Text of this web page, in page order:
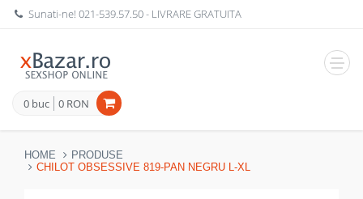
Sunati-ne!021-539.57.50- LIVRARE GRATUITA
0 buc 0 RON
HOME
PRODUSE
CHILOT OBSESSIVE 819-PAN NEGRU L-XL